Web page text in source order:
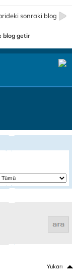
sonraki blog
blog getir
Yukarı